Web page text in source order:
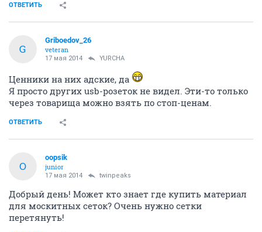
ОТВЕТИТЬ
G
Griboedov_26
veteran
17 мая 2014 YURСНА
Ценники на них адские, да
Я просто других usb-розеток не видел. Эти-то только
через товарища можно взять по стоп-ценам.
ОТВЕТИТЬ
O
oopsik
junior
17 мая 2014 twinpeaks
Добрый день! Может кто знает где купить материал
для москитных сеток? Очень нужно сетки
перетянуть!